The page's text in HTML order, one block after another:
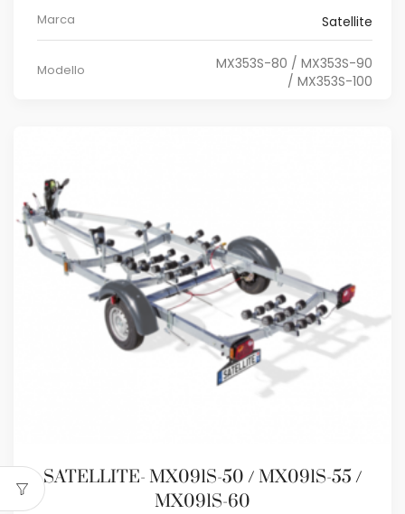
Marca Satellite
Modello
MX353S-80 / MX353S-90
/ MX353S-100
SATELLITE- MX091S-50 / MX091S-55 /
MX091S-60